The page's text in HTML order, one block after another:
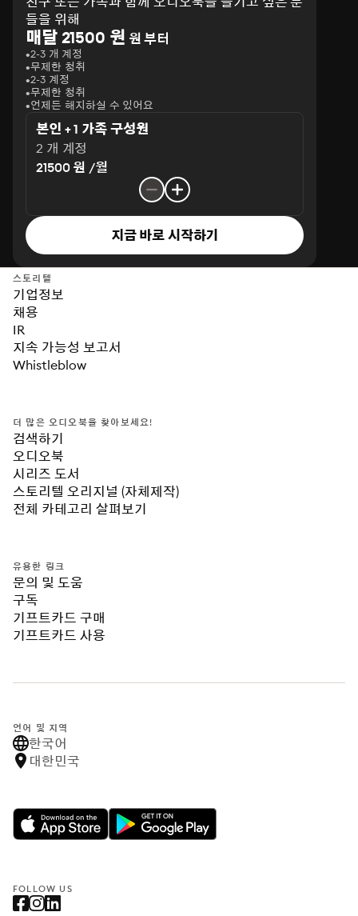
들을 위해
매달 21500 원 원 부터
2-3 개 계정
무제한 청취
2-3 계정
무제한 청취
언제든 해지하실 수 있어요
본인 + 1 가족 구성원
2 개 계정
21500 원 /월
지금 바로 시작하기
스토리텔
기업정보
채용
IR
지속 가능성 보고서
Whistleblow
더 많은 오디오북을 찾아보세요!
검색하기
오디오북
시리즈 도서
스토리텔 오리지널 (자체제작)
전체 카테고리 살펴보기
유용한 링크
문의 및 도움
구독
기프트카드 구매
기프트카드 사용
언어 및 지역
한국어
대한민국
FOLLOW US